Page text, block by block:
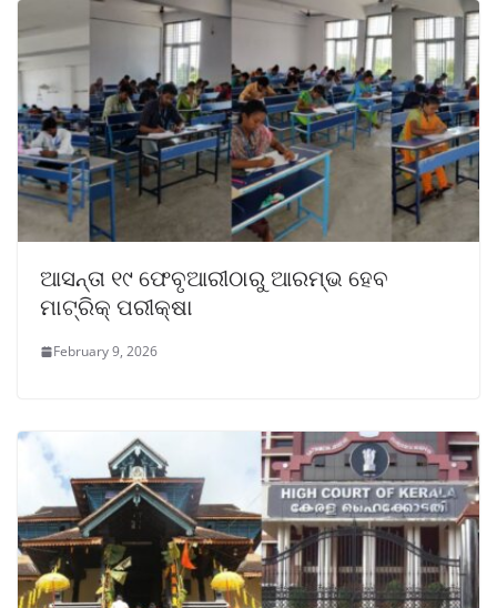
ଆସନ୍ତା ୧୯ ଫେବୃଆରୀଠାରୁ ଆରମ୍ଭ ହେବ
ମାଟ୍ରିକ୍ ପରୀକ୍ଷା
February 9, 2026